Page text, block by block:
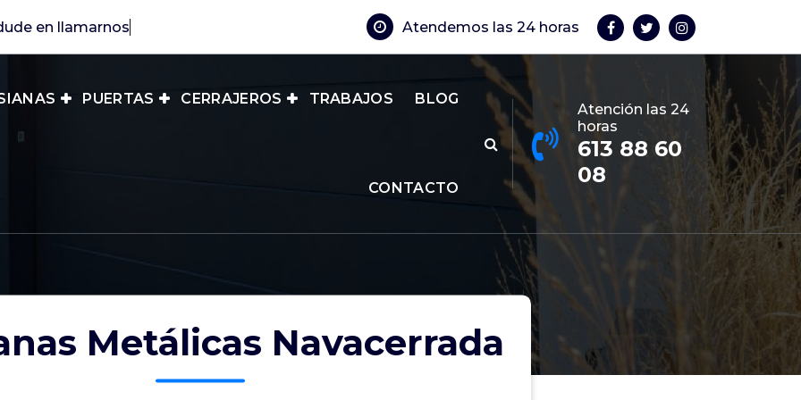
en llamarn Atendemos las 24 horas
PUERTAS CERRAJEROS TRABAJOS BLOG
CONTACTO
Atención las 24
horas
613 88 60
08
Metálicas Navacerrada